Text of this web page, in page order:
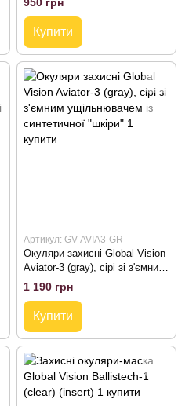
Купити
Артикул: GV-AVIA3-GR
Окуляри захисні Global Vision
Aviator-3 (gray), сірі зі з'ємним
ущільнювачем із синтетичної
1 190 грн
Купити